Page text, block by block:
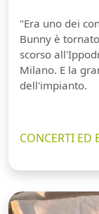
"Era uno dei
Bunny è
scorso
Milano. E la
dell'impianto.
CONCERTI ED